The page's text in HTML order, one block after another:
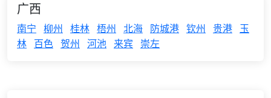
广西
南宁 柳州 桂林 梧州 北海 防城港 钦州 贵港 玉
林 百色 贺州 河池 来宾 崇左